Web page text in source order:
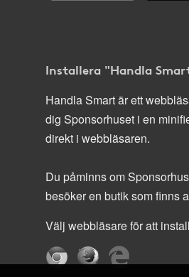
Installera "Handla
Handla Smart är ett
dig Sponsorhuset i en
direkt i webbläsaren.
Du påminns om
besöker en butik som finns
Välj webbläsare för att